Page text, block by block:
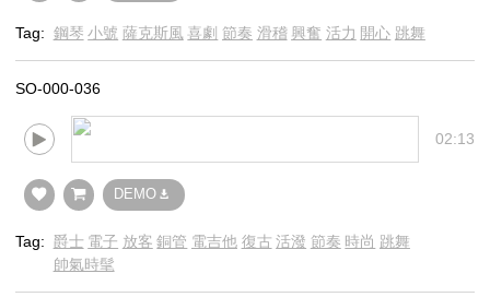
Tag: 鋼琴 小號 薩克斯風 喜劇 節奏 滑稽 興奮 活力 開心 跳舞
SO-000-036
02:13
DEMO
Tag: 爵士 電子 放客 銅管 電吉他 復古 活潑 節奏 時尚 跳舞
帥氣時髦